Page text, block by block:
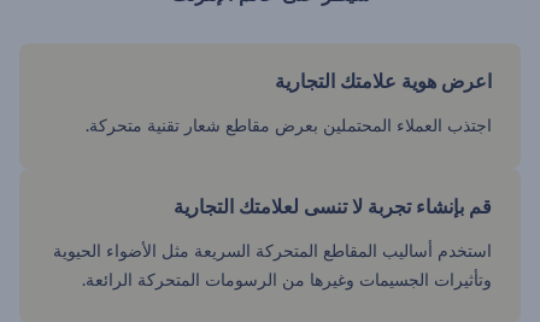
اعرض هوية علامتك التجارية
اجتذب العملاء المحتملين بعرض مقاطع شعار تقنية متحركة.
قم بإنشاء تجربة لا تنسى لعلامتك التجارية
استخدم أساليب المقاطع المتحركة السريعة مثل الأضواء الحيوية
وتأثيرات الجسيمات وغيرها من الرسومات المتحركة الرائعة.